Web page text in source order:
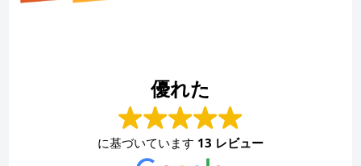
優れた
に基づいています 13 レビュー